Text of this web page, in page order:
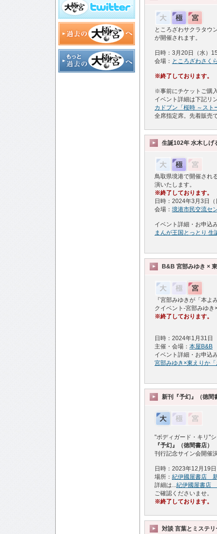
ところざわサクラタウ
が開催されます。
日時：3月20日（水）
会場： ところざわさく
※終了しております。
※事前にチケットご購
イベント詳細は下記リ
カドブン「桜時 ～スト
全席指定席。先着販売
生誕102年 水木しげ
鳥取県境港で開催され
演いたします。
※終了しております。
日時：2024年3月3日
会場： 境港市民交流セ
イベント詳細・お申込
まんが王国とっとり
B&B 宮部みゆき ×
『宮部みゆきが「本
クイベント-宮部みゆ
※終了しております。
日時：2024年1月31
主催・会場： 本屋B&B
イベント詳細・お申込
宮部みゆき×東えりか
新刊『予幻』（徳間
"ボディガード・キリ"
『予幻』（徳間書店）
刊行記念サイン会開催
日時：2023年12月19
場所： 紀伊國屋書店
詳細は...紀伊國屋書店
ご確認くださいませ。
※終了しております。
対談 言葉とミステ